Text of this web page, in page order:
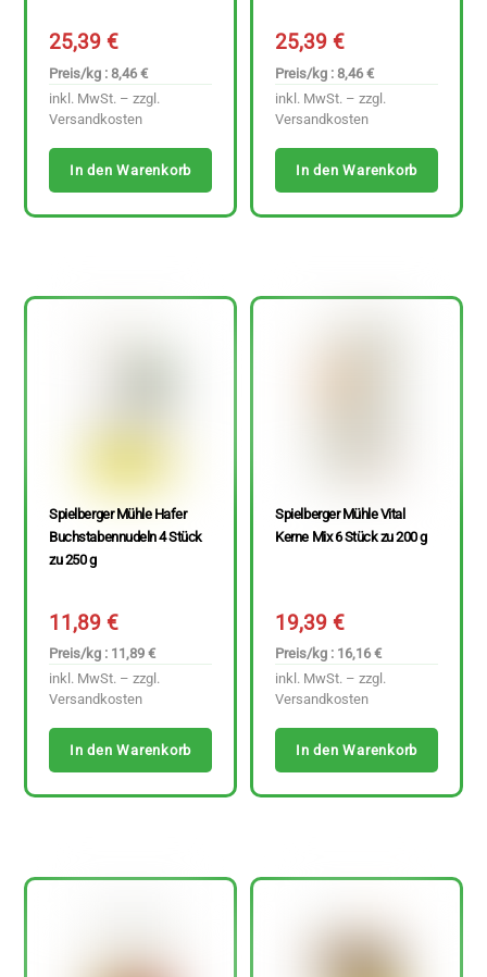
25,39€
Preis/kg : 8,46 €
inkl. MwSt. – zzgl.
Versandkosten
In den Warenkorb
25,39€
Preis/kg : 8,46 €
inkl. MwSt. – zzgl.
Versandkosten
In den Warenkorb
Spielberger Mühle Hafer
Buchstabennudeln 4 Stück
zu 250 g
11,89€
Preis/kg : 11,89 €
inkl. MwSt. – zzgl.
Versandkosten
In den Warenkorb
Spielberger Mühle Vital
Kerne Mix 6 Stück zu 200 g
19,39€
Preis/kg : 16,16 €
inkl. MwSt. – zzgl.
Versandkosten
In den Warenkorb